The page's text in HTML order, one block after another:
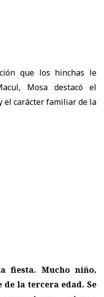
que los hinchas le
, Mosa destacó el
el carácter familiar de la
fiesta. Mucho niño,
la tercera edad. Se